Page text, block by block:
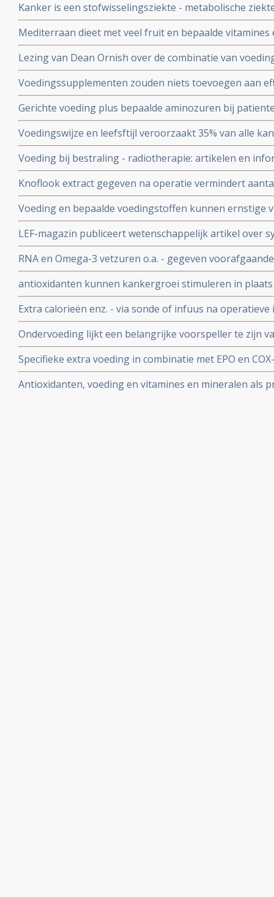
Kanker is een stofwisselingsziekte - metabolische
dieet en voedingssuppletie o.a. 6-Diazo-5-oxo-L-
zou zijn aldus prof. dr. Thomas Seyfried.
Mediterraan dieet met veel fruit en bepaalde
voor ca. 35% beter glaucoom in vergelijking met
Lezing van Dean Ornish over de combinatie van
intimiteit die leidt tot een betere gezondheid en
zijn bij kanker
Voedingssupplementen zouden niets toevoegen aan
Studie analyse van 14 studies suggereert zelfs dat de
verkort. Maar er is bewust gemanipuleerd met deze
Gerichte voeding plus bepaalde aminozuren bij
voor significant minder complicaties en zelfs voor
sterfte na operatie van spijsverteringskankersoorten
Voedingswijze en leefsftijl veroorzaakt 35% van alle
verandering van voedingswijze en leefstijl zou
kanker voorkomen
Voeding bij bestraling - radiotherapie: artikelen en
en ondersteunende werking van voeding,
radiotherapie - bestraling bij kanker.
Knoflook extract gegeven na operatie vermindert
darmpoliepen
Voeding en bepaalde voedingstoffen kunnen ernstige
mensen die kanker hebben overleefd
LEF-magazin publiceert wetenschappelijk artikel over
voedingsstoffen, o.a. groene thee, resveratrol, 13C/
nieuwe beloftes voor preventie en behandeling van
RNA en Omega-3 vetzuren o.a. - gegeven
kankerpatiënt gedurende slechts vijf dagen bespaart
van het beoogde patiëntenbudget in vergelijking met
antioxidanten kunnen kankergroei stimuleren in
Nobelprijswinnaar prof. dr. Jim Watson in een lezing
Extra calorieën enz. - via sonde of infuus na
geeft geen enkel positief effect in vergelijking met
Ondervoeding lijkt een belangrijke voorspeller te zijn
kankerpatiënten. Omega-3 polyunsaturated vetzuren
immuunstimulerend effect en lijken levensverlengend
Specifieke extra voeding in combinatie met EPO en
significant het leven, betere energiebalans, vet
terminale sterk vermagerde kankerpatiënten
Antioxidanten, voeding en vitamines en mineralen als